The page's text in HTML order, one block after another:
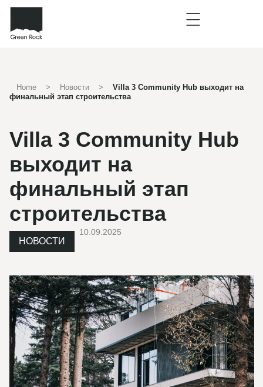
Home > Новости >
Villa 3 Community Hub выходит на
финальный этап строительства
Villa 3 Community Hub
выходит на
финальный этап
строительства
НОВОСТИ
10.09.2025